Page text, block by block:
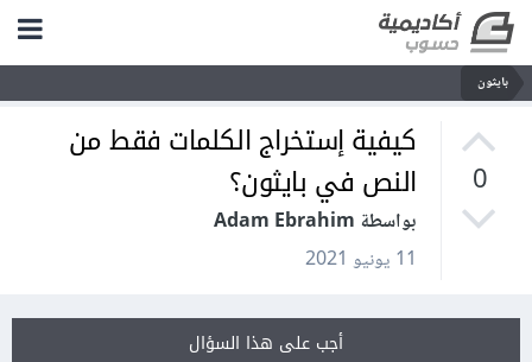
بايثون
0
كيفية إستخراج الكلمات فقط من
النص في بايثون؟
بواسطة Adam Ebrahim
11 يونيو 2021
أجب على هذا السؤال